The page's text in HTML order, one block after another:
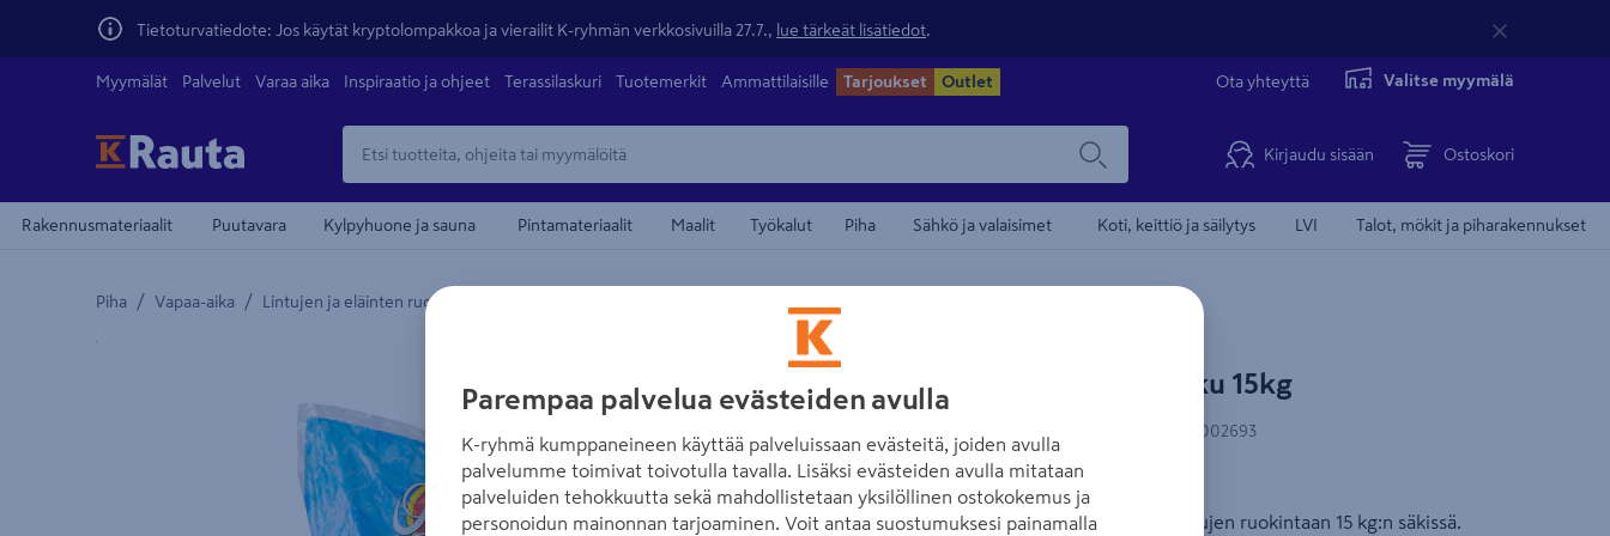
Tietoturvatiedote: Jos käytät kryptolompakkoa ja vierailit K-ryhmän verkkosivuilla 27.7., lue tärkeät lisätiedot
Myymälät Palvelut Varaa aika Inspiraatio ja ohjeet Terassilaskuri Tuotemerkit Ammattilaisille Tarjoukset Outlet Ota yhteyttä Valitse myymälä
Kirjaudu sisään Ostoskori
Rakennusmateriaalit Puutavara Kylpyhuone ja sauna Pintamateriaalit Maalit Työkalut Piha Sähkö ja valaisimet Koti, keittiö ja säilytys LVI Talot, mökit ja piharakennukset
Piha / Vapaa-aika / Lintujen ja eläinten ruokinta
Yksityiskohtainen kuvaus löytyy Tuotteen kuvaus -maamerkistä
Auringonkukansiemen Osku 15kg
6418333002693
5.0 1 arvostelu
Raidallinen auringonkukansiemen ulkolintujen ruokintaan 15 kg:n säkissä.
Parempaa palvelua evästeiden avulla
K-ryhmä kumppaneineen käyttää palveluissaan evästeitä, joiden avulla
palvelumme toimivat toivotulla tavalla. Lisäksi evästeiden avulla mitataan
palveluiden tehokkuutta sekä mahdollistetaan yksilöllinen ostokokemus ja
personoidun mainonnan tarjoaminen. Voit antaa suostumuksesi painamalla